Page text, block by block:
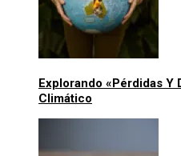
Explorando «pérdidas Y
Climático